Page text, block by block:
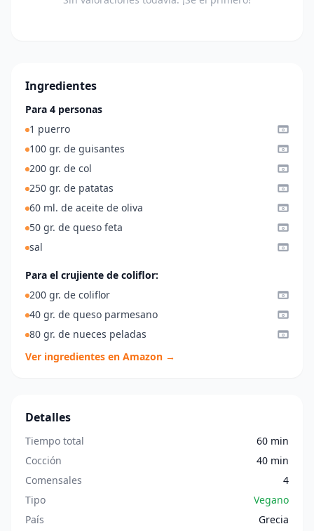
Ingredientes
Para 4 personas
1 puerro
100 gr. de guisantes
200 gr. de col
250 gr. de patatas
60 ml. de aceite de oliva
50 gr. de queso feta
sal
Para el crujiente de coliflor:
200 gr. de coliflor
40 gr. de queso parmesano
80 gr. de nueces peladas
Ver ingredientes en Amazon →
Detalles
Tiempo total
60 min
Cocción
40 min
Comensales
4
Tipo
Vegano
País
Grecia